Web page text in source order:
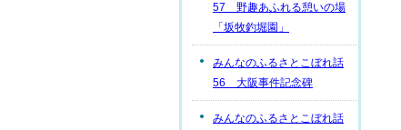
57 野趣あふれる憩いの場
「坂牧釣堀園」
みんなのふるさとこぼれ話
56 大阪事件記念碑
みんなのふるさとこぼれ話